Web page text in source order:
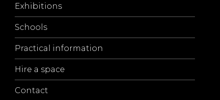
Exhibitions
Schools
Practical information
Hire a space
Contact